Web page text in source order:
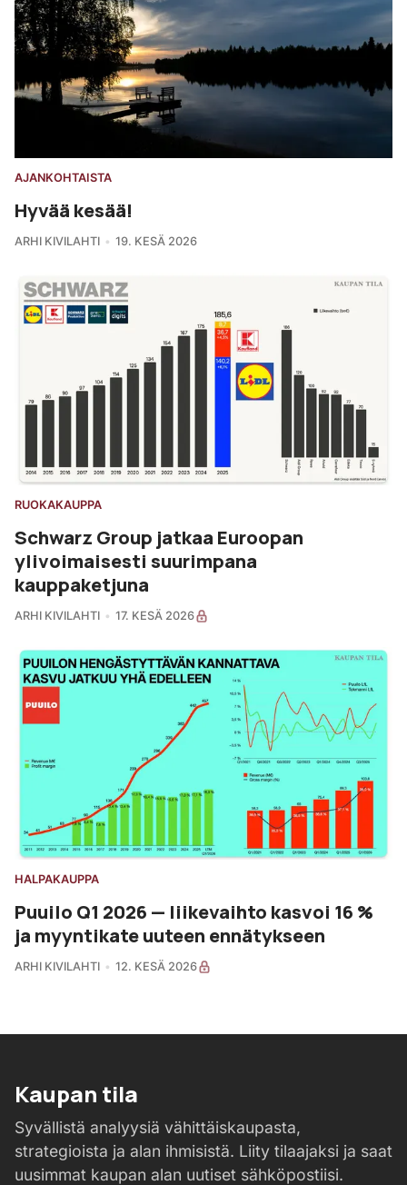
AJANKOHTAISTA
Hyvää kesää!
ARHI KIVILAHTI 19. KESÄ 2026
RUOKAKAUPPA
Schwarz Group jatkaa Euroopan
ylivoimaisesti suurimpana
kauppaketjuna
ARHI KIVILAHTI 17. KESÄ 2026
HALPAKAUPPA
Puuilo Q1 2026 — liikevaihto kasvoi 16 %
ja myyntikate uuteen ennätykseen
ARHI KIVILAHTI 12. KESÄ 2026
Kaupan tila
Syvällistä analyysiä vähittäiskaupasta,
strategioista ja alan ihmisistä. Liity tilaajaksi ja saat
uusimmat kaupan alan uutiset sähköpostiisi.